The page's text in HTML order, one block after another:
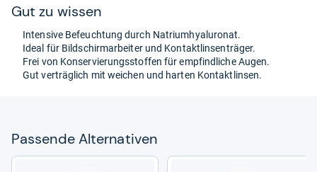
Gut zu wis­sen
Inten­sive Befeuch­tung durch Natri­um­hyalu­ro­nat.
Ideal für Bild­schirm­ar­bei­ter und Kon­takt­lin­sen­trä­ger.
Frei von Kon­ser­vie­rungs­stof­fen für emp­find­li­che Augen.
Gut ver­träg­lich mit wei­chen und har­ten Kon­takt­lin­sen.
Pas­sende Alter­na­ti­ven